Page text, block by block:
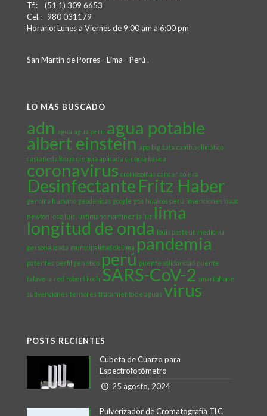
Tf.: (51 1) 309 6653
Cel.: 980 031179
Horario: Lunes a Viernes de 9:00 am a 6:00 pm
San Martín de Porres - Lima - Perú .
LO MÁS BUSCADO
adn agua agua perú agua potable
albert einstein app big data cambio climático
castañeda lossio ciencia aplicada ciencia básica
coronavirus cromosomas cáncer cólera
Desinfectante Fritz Haber
genoma humano geodésicas google gps huaicos perú invenciones isaac
newton josé luis justiniano martínez la luz lima
longitud de onda louis pasteur medicina
personalizada municipalidad de lima pandemia
patentes perfil genético perú puente solidaridad puente
talavera red robert koch SARS-CoV-2 smartphone
subvenciones tensores tratamiento de aguas virus
POSTS RECIENTES
Cubeta de Cuarzo para
Espectrofotómetro
25 agosto, 2024
Pulverizador de Cromatografía TLC